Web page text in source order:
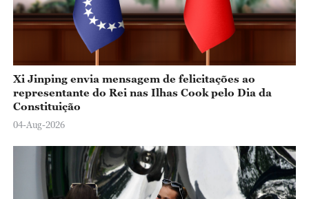
Xi Jinping envia mensagem de felicitações ao
representante do Rei nas Ilhas Cook pelo Dia da
Constituição
04-Aug-2026